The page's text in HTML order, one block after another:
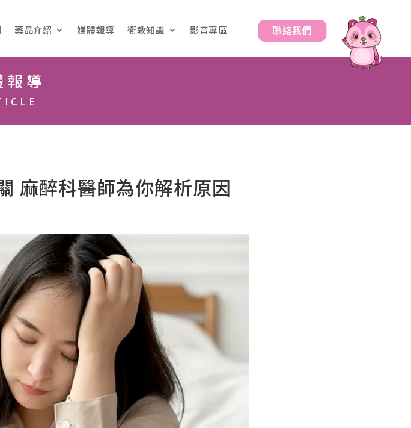
藥品介紹 媒體報導 衛教知識 影音專區 聯絡我們
報導
麻醉科醫師為你解析原因